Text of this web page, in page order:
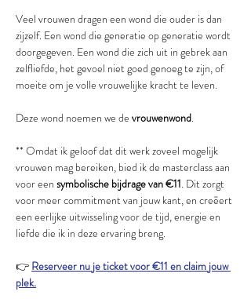
Veel vrouwen dragen een wond die ouder is dan
zijzelf. Een wond die generatie op generatie wordt
doorgegeven. Een wond die zich uit in gebrek aan
zelfliefde, het gevoel niet goed genoeg te zijn, of
moeite om je volle vrouwelijke kracht te leven.
Deze wond noemen we de vrouwenwond.
** Omdat ik geloof dat dit werk zoveel mogelijk
vrouwen mag bereiken, bied ik de masterclass aan
voor een symbolische bijdrage van €11. Dit zorgt
voor meer commitment van jouw kant, en creëert
een eerlijke uitwisseling voor de tijd, energie en
liefde die ik in deze ervaring breng.
👉 Reserveer nu je ticket voor €11 en claim jouw
plek.